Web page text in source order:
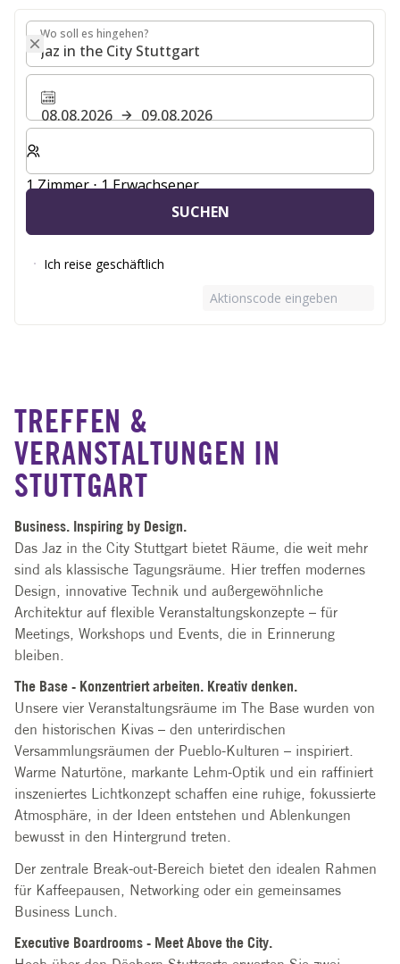
Wo soll es hingehen?
Wo soll es hingehen?
08.08.2026
09.08.2026
Wählen Sie die Anzahl der Zimmer und Gäste für Ihren
1 Zimmer ⋅ 1 Erwachsener
SUCHEN
Ich reise geschäftlich
Aktionscode eingeben
TREFFEN &
VERANSTALTUNGEN IN
STUTTGART
Business. Inspiring by Design.
Das Jaz in the City Stuttgart bietet Räume, die weit mehr
sind als klassische Tagungsräume. Hier treffen modernes
Design, innovative Technik und außergewöhnliche
Architektur auf flexible Veranstaltungskonzepte – für
Meetings, Workshops und Events, die in Erinnerung
bleiben.
The Base - Konzentriert arbeiten. Kreativ denken.
Unsere vier Veranstaltungsräume im The Base wurden von
den historischen Kivas – den unterirdischen
Versammlungsräumen der Pueblo-Kulturen – inspiriert.
Warme Naturtöne, markante Lehm-Optik und ein raffiniert
inszeniertes Lichtkonzept schaffen eine ruhige, fokussierte
Atmosphäre, in der Ideen entstehen und Ablenkungen
bewusst in den Hintergrund treten.
Der zentrale Break-out-Bereich bietet den idealen Rahmen
für Kaffeepausen, Networking oder ein gemeinsames
Business Lunch.
Executive Boardrooms - Meet Above the City.